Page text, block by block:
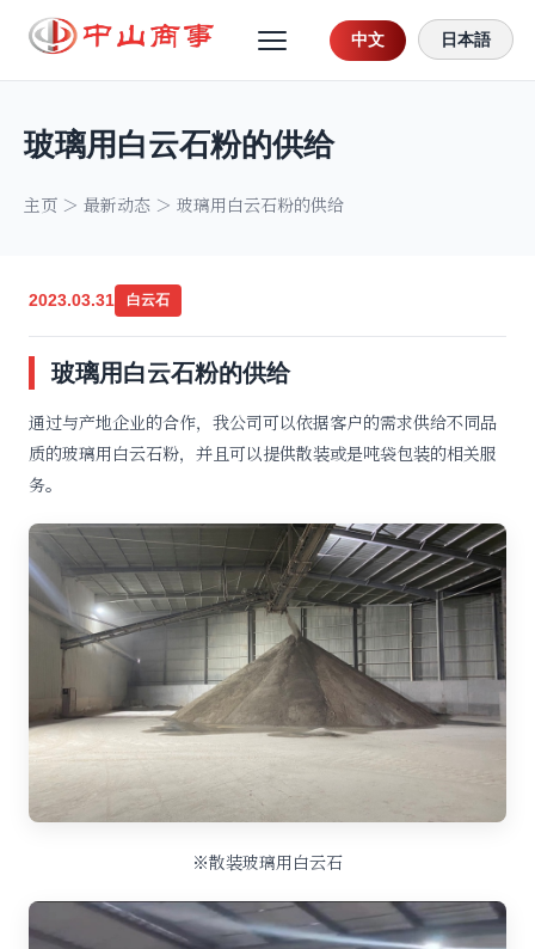
中文 日本語
玻璃用白云石粉的供给
主页 ＞ 最新动态 ＞ 玻璃用白云石粉的供给
2023.03.31 白云石
玻璃用白云石粉的供给
通过与产地企业的合作，我公司可以依据客户的需求供给不同品
质的玻璃用白云石粉，并且可以提供散装或是吨袋包装的相关服
务。
※散装玻璃用白云石